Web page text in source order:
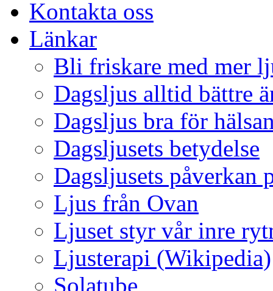
Kontakta oss
Länkar
Bli friskare med mer
Dagsljus alltid bättre
Dagsljus bra för
Dagsljusets betydelse
Dagsljusets påverkan
Ljus från Ovan
Ljuset styr vår inre
Ljusterapi (Wikipedia)
Solatube